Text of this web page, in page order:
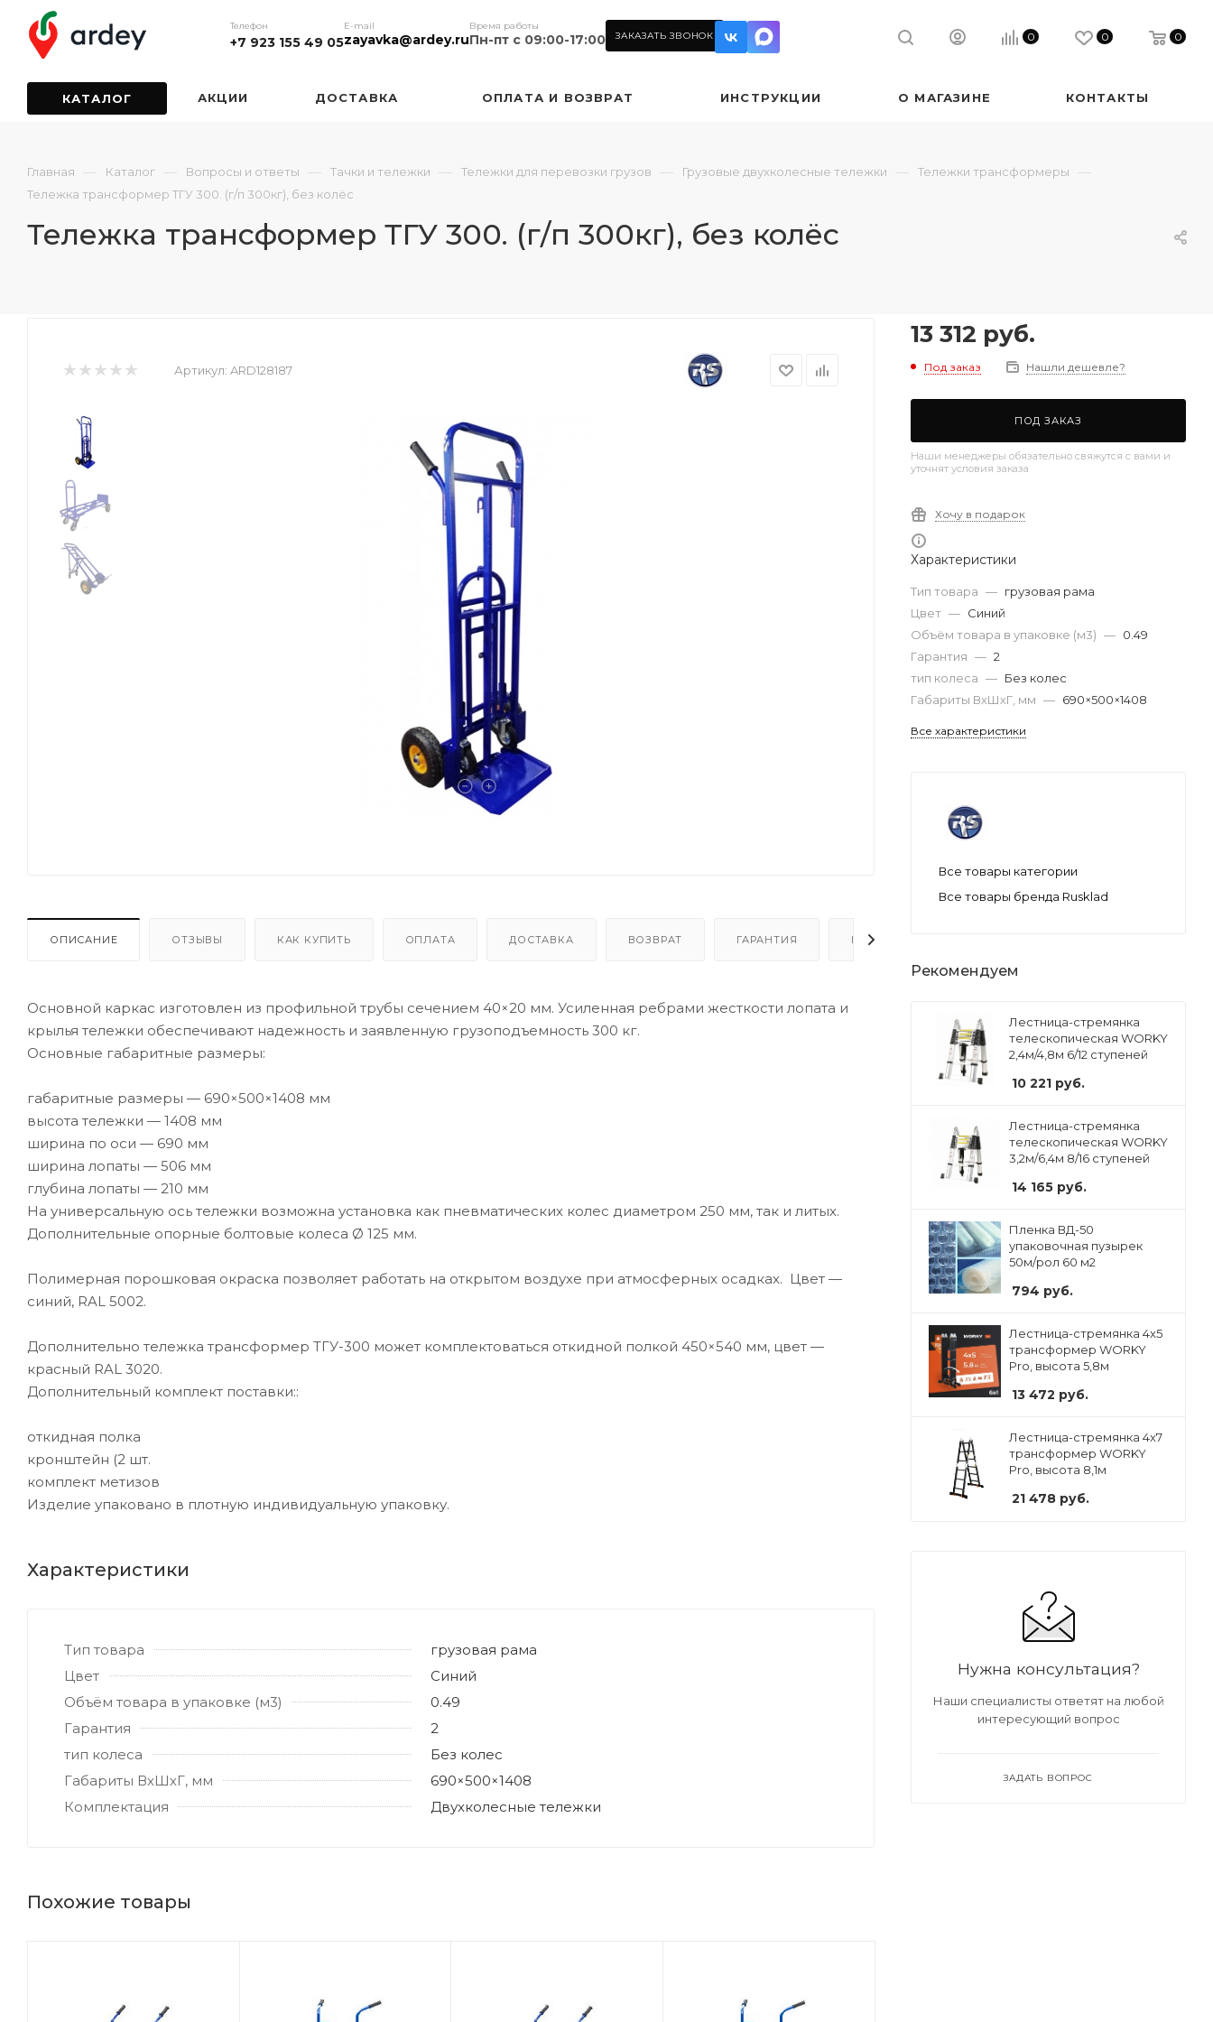
Телефон
+7 923 155 49 05
E-mail
zayavka@ardey.ru
Время работы
Пн-пт с 09:00-17:00 ЗАКАЗАТЬ ЗВОНОК 0 0 0
КАТАЛОГ АКЦИИ ДОСТАВКА ОПЛАТА И ВОЗВРАТ ИНСТРУКЦИИ О МАГАЗИНЕ КОНТАКТЫ
Главная — Каталог — Вопросы и ответы — Тачки и тележки — Тележки для перевозки грузов — Грузовые двухколесные тележки — Тележки трансформеры —
Тележка трансформер ТГУ 300. (г/п 300кг), без колёс
Тележка трансформер ТГУ 300. (г/п 300кг), без колёс
Артикул: ARD128187
ОПИСАНИЕ ОТЗЫВЫ КАК КУПИТЬ ОПЛАТА ДОСТАВКА ВОЗВРАТ ГАРАНТИЯ ВОПРОС-ОТВЕТ
Основной каркас изготовлен из профильной трубы сечением 40×20 мм. Усиленная ребрами жесткости лопата и
крылья тележки обеспечивают надежность и заявленную грузоподъемность 300 кг.
Основные габаритные размеры:
габаритные размеры — 690×500×1408 мм
высота тележки — 1408 мм
ширина по оси — 690 мм
ширина лопаты — 506 мм
глубина лопаты — 210 мм
На универсальную ось тележки возможна установка как пневматических колес диаметром 250 мм, так и литых.
Дополнительные опорные болтовые колеса Ø 125 мм.
Полимерная порошковая окраска позволяет работать на открытом воздухе при атмосферных осадках. Цвет —
синий, RAL 5002.
Дополнительно тележка трансформер ТГУ-300 может комплектоваться откидной полкой 450×540 мм, цвет —
красный RAL 3020.
Дополнительный комплект поставки::
откидная полка
кронштейн (2 шт.
комплект метизов
Изделие упаковано в плотную индивидуальную упаковку.
Характеристики
Тип товара
грузовая рама
Цвет
Синий
Объём товара в упаковке (м3)
0.49
Гарантия
2
тип колеса
Без колес
Габариты ВхШхГ, мм
690×500×1408
Комплектация
Двухколесные тележки
Похожие товары
13 312 руб.
Под заказ Нашли дешевле?
ПОД ЗАКАЗ
Наши менеджеры обязательно свяжутся с вами и
уточнят условия заказа
Хочу в подарок
Характеристики
Тип товара — грузовая рама
Цвет — Синий
Объём товара в упаковке (м3) — 0.49
Гарантия — 2
тип колеса — Без колес
Габариты ВхШхГ, мм — 690×500×1408
Все характеристики
Все товары категории
Все товары бренда Rusklad
Рекомендуем
Лестница-стремянка
телескопическая WORKY
2,4м/4,8м 6/12 ступеней
10 221 руб.
Лестница-стремянка
телескопическая WORKY
3,2м/6,4м 8/16 ступеней
14 165 руб.
Пленка ВД-50
упаковочная пузырек
50м/рол 60 м2
794 руб.
Лестница-стремянка 4x5
трансформер WORKY
Pro, высота 5,8м
13 472 руб.
Лестница-стремянка 4x7
трансформер WORKY
Pro, высота 8,1м
21 478 руб.
Нужна консультация?
Наши специалисты ответят на любой
интересующий вопрос
ЗАДАТЬ ВОПРОС